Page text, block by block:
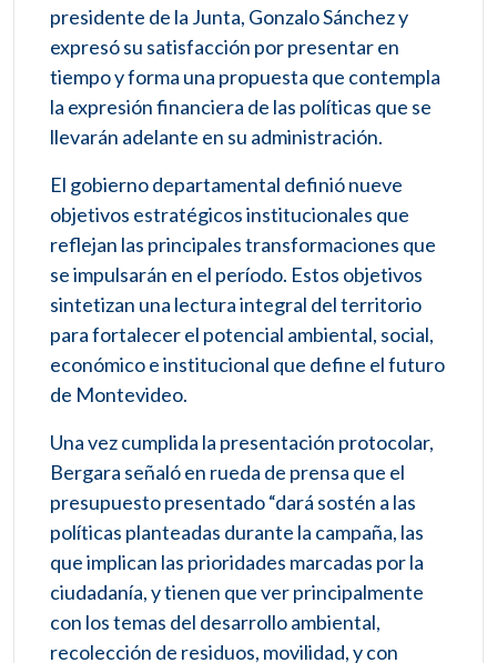
presidente de la Junta, Gonzalo Sánchez y
expresó su satisfacción por presentar en
tiempo y forma una propuesta que contempla
la expresión financiera de las políticas que se
llevarán adelante en su administración.
El gobierno departamental definió nueve
objetivos estratégicos institucionales que
reflejan las principales transformaciones que
se impulsarán en el período. Estos objetivos
sintetizan una lectura integral del territorio
para fortalecer el potencial ambiental, social,
económico e institucional que define el futuro
de Montevideo.
Una vez cumplida la presentación protocolar,
Bergara señaló en rueda de prensa que el
presupuesto presentado “dará sostén a las
políticas planteadas durante la campaña, las
que implican las prioridades marcadas por la
ciudadanía, y tienen que ver principalmente
con los temas del desarrollo ambiental,
recolección de residuos, movilidad, y con